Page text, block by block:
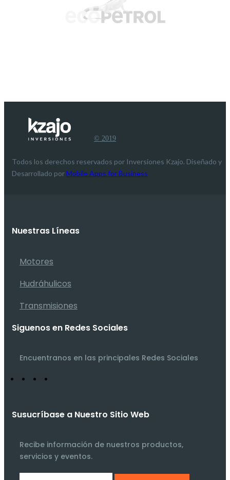
© 2019
Todos los derechos reservados por Inversiones Kzajo. Diseñado y
Desarrollado porMobile Apps for Business
Nuestras Líneas
Motores
Hudráhulicos
Transmisiones
Siguenos en Redes Sociales
Encuentranos en las principales Redes Sociales
Susucríbase a Nuestro Sitio Web
Recibe información de nuestros productos,
servicios y eventos.